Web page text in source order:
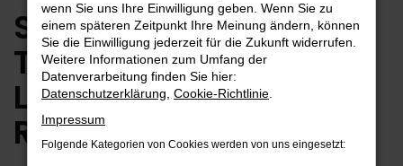
Suzuki
Tageszulassung |
Lieferservice nach
Reutlingen
wenn Sie uns Ihre Einwilligung geben. Wenn Sie zu
einem späteren Zeitpunkt Ihre Meinung ändern, können
Sie die Einwilligung jederzeit für die Zukunft widerrufen.
Weitere Informationen zum Umfang der
Datenverarbeitung finden Sie hier:
Datenschutzerklärung Cookie-Richtlinie
Impressum
Folgende Kategorien von Cookies werden von uns eingesetzt: